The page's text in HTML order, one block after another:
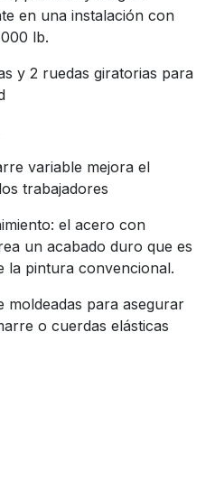
en una instalación con
lb.
y 2 ruedas giratorias para
variable mejora el
trabajadores
el acero con
un acabado duro que es
la pintura convencional.
para asegurar
o cuerdas elásticas